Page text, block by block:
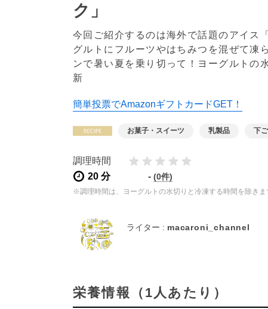
ク」
今回ご紹介するのは海外で話題のアイス
グルトにフルーツやはちみつを混ぜて凍
ンで暑い夏を乗り切って！ヨーグルトの
新
簡単投票でAmazonギフトカードGET！
お菓子・スイーツ 乳製品 下
調理時間
20 分
- (0件)
※調理時間は、ヨーグルトの水切りと冷凍する時間を除きま
ライター : macaroni_channel
栄養情報（1人あたり）